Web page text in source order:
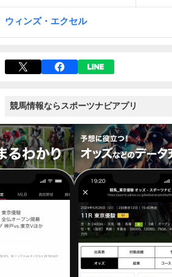
ウィンズ・エクセル
競馬情報ならスポーツナビアプリ